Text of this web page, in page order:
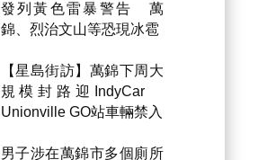
發列黃色雷暴警告 萬
錦、烈治文山等恐現冰雹
【星島街訪】萬錦下周大
規模封路迎IndyCar
Unionville GO站車輛禁入
男子涉在萬錦市多個廁所